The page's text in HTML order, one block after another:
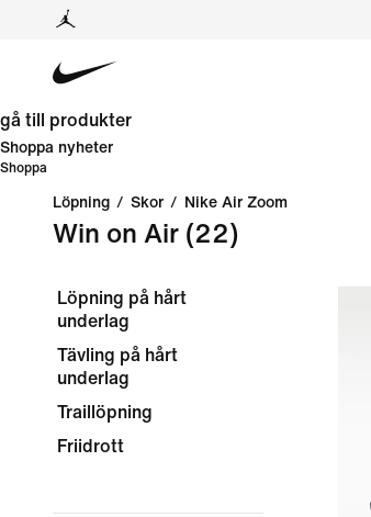
gå till produkter
Shoppa nyheter
Shoppa
Löpning / Skor / Nike Air Zoom
Win on Air (22)
Löpning på hårt
underlag
Tävling på hårt
underlag
Traillöpning
Friidrott